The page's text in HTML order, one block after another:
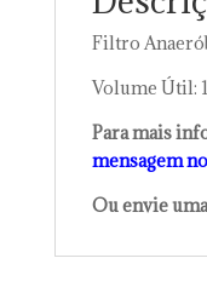
Filtro
Volume Útil:
Para mais
mensagem
Ou envie